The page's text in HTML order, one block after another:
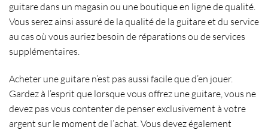
guitare dans un magasin ou une boutique en ligne de qualité.
Vous serez ainsi assuré de la qualité de la guitareet du service
au cas où vous auriez besoin de réparations ou de services
supplémentaires.
Acheter une guitare n’est pas aussi facile que d’en jouer.
Gardez à l’esprit que lorsque vous offrez une guitare, vous ne
devez pas vous contenter de penser exclusivement à votre
argent sur le moment de l’achat. Vous devez également